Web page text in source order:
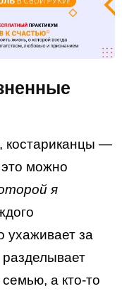
костариканцы —
можно
я
ухаживает за
разделывает
а кто-то